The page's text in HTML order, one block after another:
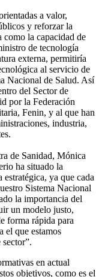
a valor,
y reforzar la
como la capacidad de
de tecnología
externa, permitiría
al servicio de
Nacional de Salud. Así
del Sector de
por la Federación
Fenin, y al que han
industria,
de Sanidad, Mónica
ha situado la
ya que cada
Sistema Nacional
la importancia del
un modelo justo,
forma rápida para
el que estamos
en actual
objetivos, como es el